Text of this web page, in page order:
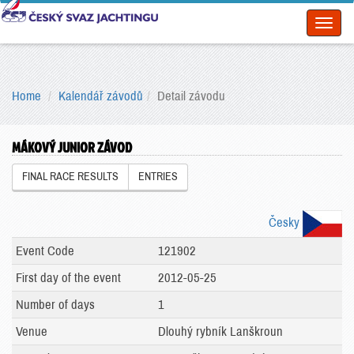
Home Kalendář závodů Detail závodu
MÁKOVÝ JUNIOR ZÁVOD
FINAL RACE RESULTS ENTRIES
Česky
Event Code
121902
First day of the event
2012-05-25
Number of days
1
Venue
Dlouhý rybník Lanškroun